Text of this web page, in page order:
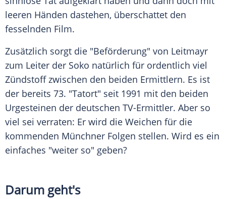
leeren Händen dastehen, überschattet den
fesselnden Film.
Zusätzlich sorgt die "Beförderung" von Leitmayr
zum Leiter der Soko natürlich für ordentlich viel
Zündstoff zwischen den beiden Ermittlern. Es ist
der bereits 73. "Tatort" seit 1991 mit den beiden
Urgesteinen der deutschen TV-Ermittler. Aber so
viel sei verraten: Er wird die Weichen für die
kommenden Münchner Folgen stellen. Wird es ein
einfaches "weiter so" geben?
Darum geht's